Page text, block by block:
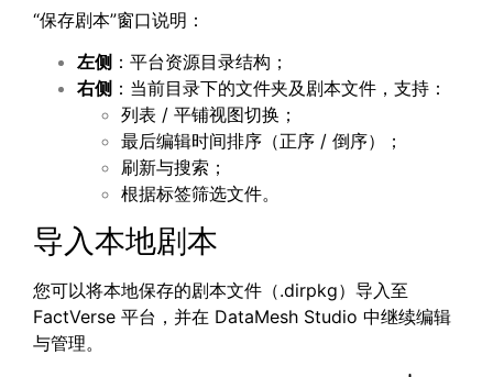
“保存剧本”窗口说明：
左侧 ：平台资源目录结构；
右侧 ：当前目录下的文件夹及剧本文件，支持：
列表 / 平铺视图切换；
最后编辑时间排序（正序 / 倒序）；
刷新与搜索；
根据标签筛选文件。
导入本地剧本
您可以将本地保存的剧本文件（.dirpkg）导入至
FactVerse 平台，并在 DataMesh Studio 中继续编辑
与管理。